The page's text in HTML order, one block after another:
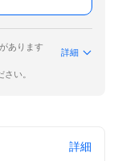
あります
詳細
い。
詳細